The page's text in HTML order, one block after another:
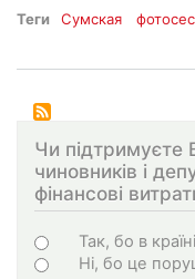
Теги Сумская
Чи підтримуєте
чиновників і
фінансові
Choices
Так, бо в
Ні, бо це